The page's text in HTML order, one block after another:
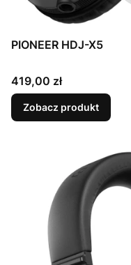
PIONEER HDJ-X5
Cena
419,00 zł
Zobacz produkt